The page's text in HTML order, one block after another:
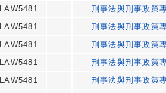
LAW5481
刑事法與刑事政策
LAW5481
刑事法與刑事政策
LAW5481
刑事法與刑事政策
LAW5481
刑事法與刑事政策
LAW5481
刑事法與刑事政策